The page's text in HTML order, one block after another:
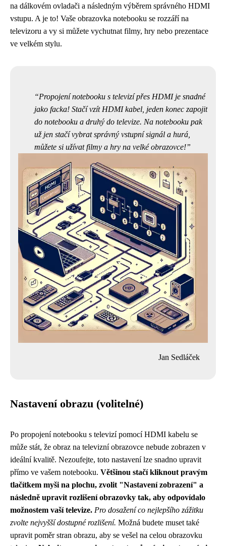
na dálkovém ovladači a následným výběrem správného HDMI
vstupu. A je to! Vaše obrazovka notebooku se rozzáří na
televizoru a vy si můžete vychutnat filmy, hry nebo prezentace
ve velkém stylu.
Propojení notebooku s televizí přes HDMI je snadné
jako facka! Stačí vzít HDMI kabel, jeden konec zapojit
do notebooku a druhý do televize. Na notebooku pak
už jen stačí vybrat správný vstupní signál a hurá,
můžete si užívat filmy a hry na velké obrazovce!
Jan Sedláček
Nastavení obrazu (volitelné)
Po propojení notebooku s televizí pomocí HDMI kabelu se
může stát, že obraz na televizní obrazovce nebude zobrazen v
ideální kvalitě. Nezoufejte, toto nastavení lze snadno upravit
přímo ve vašem notebooku. Většinou stačí kliknout pravým
tlačítkem myši na plochu, zvolit "Nastavení zobrazení" a
následně upravit rozlišení obrazovky tak, aby odpovídalo
možnostem vaší televize. Pro dosažení co nejlepšího zážitku
zvolte nejvyšší dostupné rozlišení. Možná budete muset také
upravit poměr stran obrazu, aby se vešel na celou obrazovku